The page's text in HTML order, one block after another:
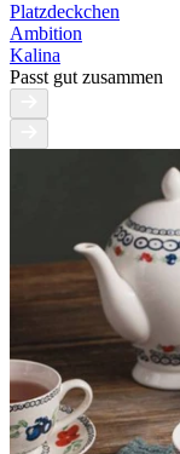
Platzdeckchen
Ambition
Kalina
Passt gut zusammen